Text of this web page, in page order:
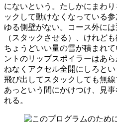
にないという。たしかにまわ
ックして動けなくなっている
ゆる側壁がない。コース外に
（スタックさせる）、けれど
ちょうどいい量の雪が積まれ
ントのリップスポイラーはあ
ねなくアクセル全開にしろと
飛び出してスタックしても無
あっという間にかけつけ、見
れる。